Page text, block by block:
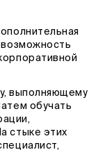
возможность
выполняющему
обучать
стыке этих